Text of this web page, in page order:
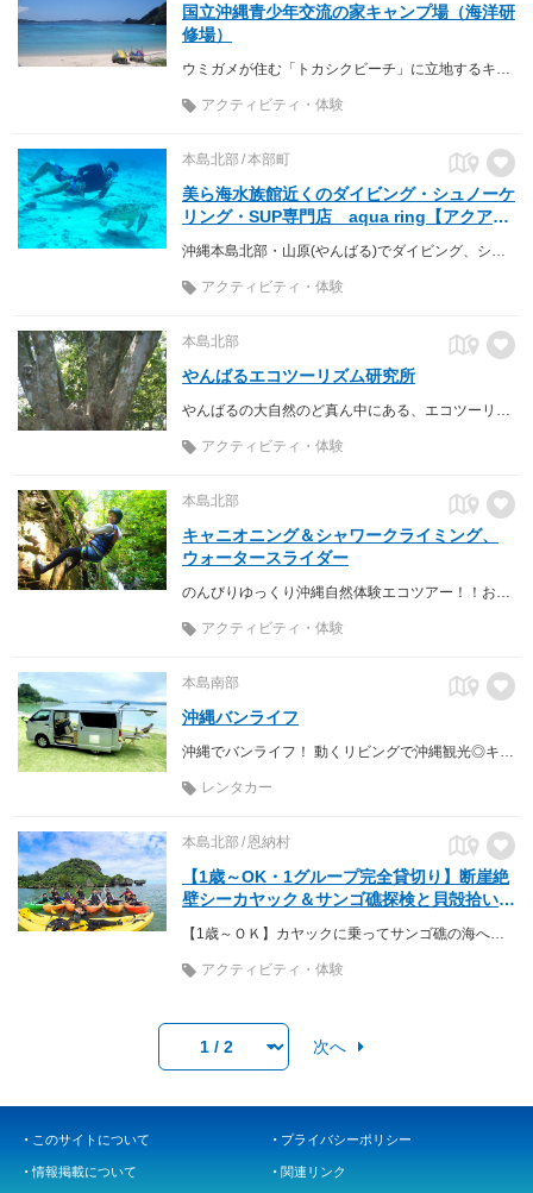
国立沖縄青少年交流の家キャンプ場（海洋研
修場）
アクティビティ・体験
本島北部 本部町
美ら海水族館近くのダイビング・シュノーケ
リング・SUP専門店 aqua ring【アクアリ
アクティビティ・体験
本島北部
やんばるエコツーリズム研究所
アクティビティ・体験
本島北部
キャニオニング＆シャワークライミング、
ウォータースライダー
アクティビティ・体験
本島南部
沖縄バンライフ
レンタカー
本島北部 恩納村
【1歳～OK・1グループ完全貸切り】断崖絶
壁シーカヤック＆サンゴ礁探検と貝殻拾い
【1歳～ＯＫ】カヤックに乗ってサンゴ礁の海へ探検に出発・かわいい貝殻も拾っちゃお♪
アクティビティ・体験
次へ
このサイトについて プライバシーポリシー
情報掲載について 関連リンク